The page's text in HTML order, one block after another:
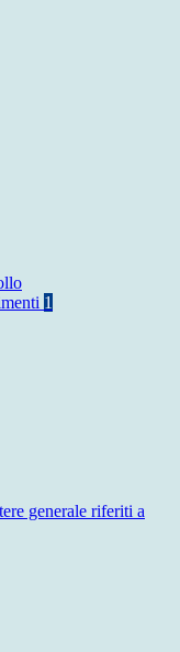
1
generale riferiti a